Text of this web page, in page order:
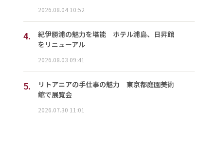
2026.08.04 10:52
4.
紀伊勝浦の魅力を堪能 ホテル浦島、日昇館
をリニューアル
2026.08.03 09:41
5.
リトアニアの手仕事の魅力 東京都庭園美術
館で展覧会
2026.07.30 11:01